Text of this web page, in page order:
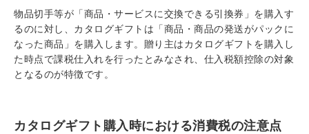
物品切手等が「商品・サービスに交換できる引換券」を購入す
るのに対し、カタログギフトは「商品・商品の発送がパックに
なった商品」を購入します。贈り主はカタログギフトを購入し
た時点で課税仕入れを行ったとみなされ、仕入税額控除の対象
となるのが特徴です。
カタログギフト購入時における消費税の注意点